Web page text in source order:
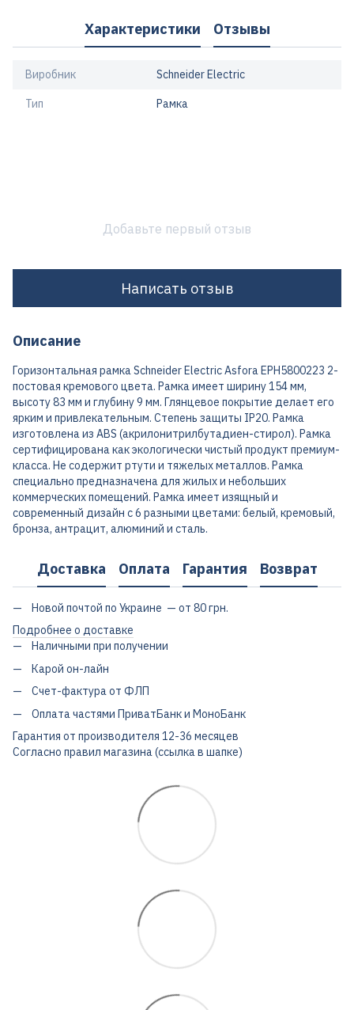
Характеристики Отзывы
Виробник Schneider Electric
Тип Рамка
Добавьте первый отзыв
Написать отзыв
Описание
Горизонтальная рамка Schneider Electric Asfora EPH5800223 2-
постовая кремового цвета. Рамка имеет ширину 154 мм,
высоту 83 мм и глубину 9 мм. Глянцевое покрытие делает его
ярким и привлекательным. Степень защиты IP20. Рамка
изготовлена из ABS (акрилонитрилбутадиен-стирол). Рамка
сертифицирована как экологически чистый продукт премиум-
класса. Не содержит ртути и тяжелых металлов. Рамка
специально предназначена для жилых и небольших
коммерческих помещений. Рамка имеет изящный и
современный дизайн с 6 разными цветами: белый, кремовый,
бронза, антрацит, алюминий и сталь.
Доставка Оплата Гарантия Возврат
Новой почтой по Украине — от 80 грн.
Подробнее о доставке
Наличными при получении
Карой он-лайн
Счет-фактура от ФЛП
Оплата частями ПриватБанк и МоноБанк
Гарантия от производителя 12-36 месяцев
Согласно правил магазина (ссылка в шапке)